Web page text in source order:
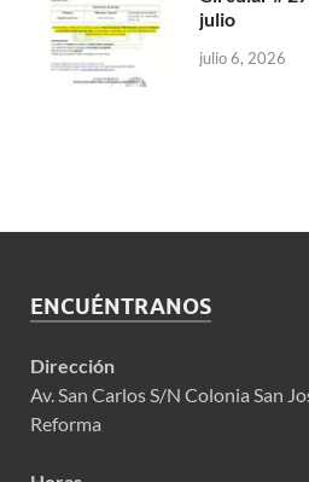
julio
julio 6, 2026
ENCUÉNTRANOS
Dirección
Av. San Carlos S/N Colonia San
Reforma